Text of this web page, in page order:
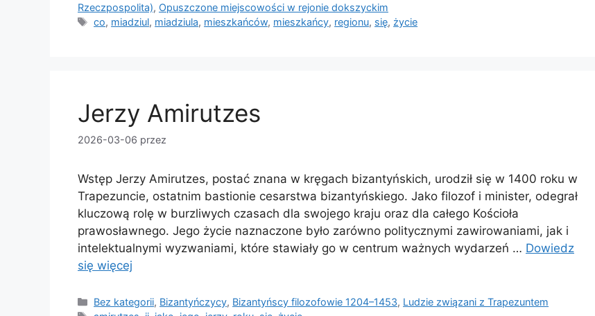
Rzeczpospolita), Opuszczone miejscowości w rejonie dokszyckim
Tagi
co, miadziul, miadziula, mieszkańców, mieszkańcy, regionu, się, życie
Jerzy Amirutzes
2026-03-06 przez
Wstęp Jerzy Amirutzes, postać znana w kręgach bizantyńskich, urodził się w 1400 roku w
Trapezuncie, ostatnim bastionie cesarstwa bizantyńskiego. Jako filozof i minister, odegrał
kluczową rolę w burzliwych czasach dla swojego kraju oraz dla całego Kościoła
prawosławnego. Jego życie naznaczone było zarówno politycznymi zawirowaniami, jak i
intelektualnymi wyzwaniami, które stawiały go w centrum ważnych wydarzeń … Dowiedz
się więcej
Kategorie
Bez kategorii, Bizantyńczycy, Bizantyńscy filozofowie 1204–1453, Ludzie związani z Trapezuntem